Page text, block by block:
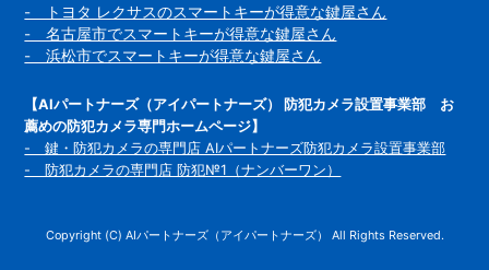
- トヨタ レクサスのスマートキーが得意な鍵屋さん
- 名古屋市でスマートキーが得意な鍵屋さん
- 浜松市でスマートキーが得意な鍵屋さん
【AIパートナーズ（アイパートナーズ） 防犯カメラ設置事業部 お
薦めの防犯カメラ専門ホームページ】
- 鍵・防犯カメラの専門店 AIパートナーズ防犯カメラ設置事業部
- 防犯カメラの専門店 防犯№1（ナンバーワン）
Copyright (C) AIパートナーズ（アイパートナーズ） All Rights Reserved.